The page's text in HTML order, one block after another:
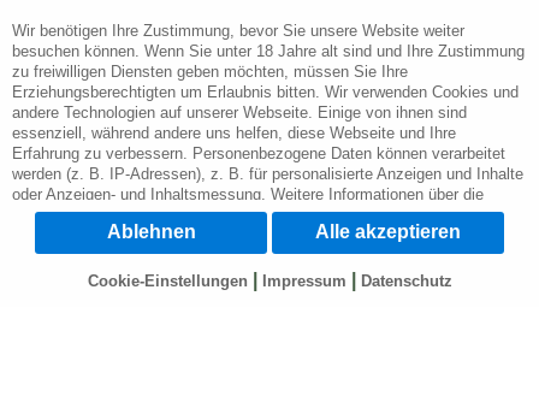
Petra 25.03.2026
Top
Sehr freundlich und kompetent.....
treffsicher und einfühlsam
Wir benötigen Ihre Zustimmung, bevor Sie unsere Website weiter
besuchen können. Wenn Sie unter 18 Jahre alt sind und Ihre Zustimmung
zu freiwilligen Diensten geben möchten, müssen Sie Ihre
Erziehungsberechtigten um Erlaubnis bitten. Wir verwenden Cookies und
andere Technologien auf unserer Webseite. Einige von ihnen sind
essenziell, während andere uns helfen, diese Webseite und Ihre
Erfahrung zu verbessern. Personenbezogene Daten können verarbeitet
werden (z. B. IP-Adressen), z. B. für personalisierte Anzeigen und Inhalte
oder Anzeigen- und Inhaltsmessung. Weitere Informationen über die
Verwendung Ihrer Daten finden Sie in unserer Datenschutzerklärung. Sie
können Ihre Auswahl jederzeit unter
Cookie-Einstellungenwiderrufen oder
anpassen.
Wichtig: Wir weisen Sie darauf hin, dass die Verarbeitung Ihrer Daten
Ablehnen Alle akzeptieren
Cookie-Einstellungen Impressum Datenschutz